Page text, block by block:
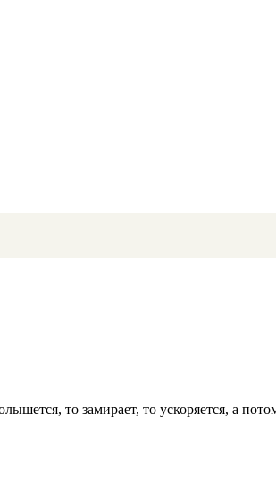
то замирает, то ускоряется, а